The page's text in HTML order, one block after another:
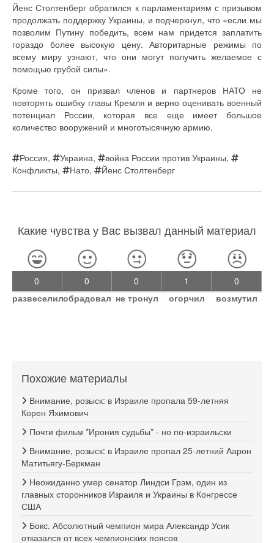
Йенс Столтенберг обратился к парламентариям с призывом
продолжать поддержку Украины, и подчеркнул, что «если мы
позволим Путину победить, всем нам придется заплатить
гораздо более высокую цену. Авторитарные режимы по
всему миру узнают, что они могут получить желаемое с
помощью грубой силы».
Кроме того, он призвал членов и партнеров НАТО не
повторять ошибку главы Кремля и верно оценивать военный
потенциал России, которая все еще имеет большое
количество вооружений и многотысячную армию.
Россия, Украина, война России против Украины,
Конфликты, Нато, Йенс Столтенберг
Какие чувства у Вас вызвал данный материал
0
развеселил
0
обрадовал
0
не тронул
1
огорчил
0
возмутил
Похожие материалы
Внимание, розыск: в Израиле пропала 59-летняя
Корен Яхимович
Почти фильм *Ирония судьбы* - но по-израильски
Внимание, розыск: в Израиле пропал 25-летний Аарон
Матитьягу-Беркман
Неожиданно умер сенатор Линдси Грэм, один из
главных сторонников Израиля и Украины в Конгрессе
США
Бокс. Абсолютный чемпион мира Александр Усик
отказался от всех чемпионских поясов